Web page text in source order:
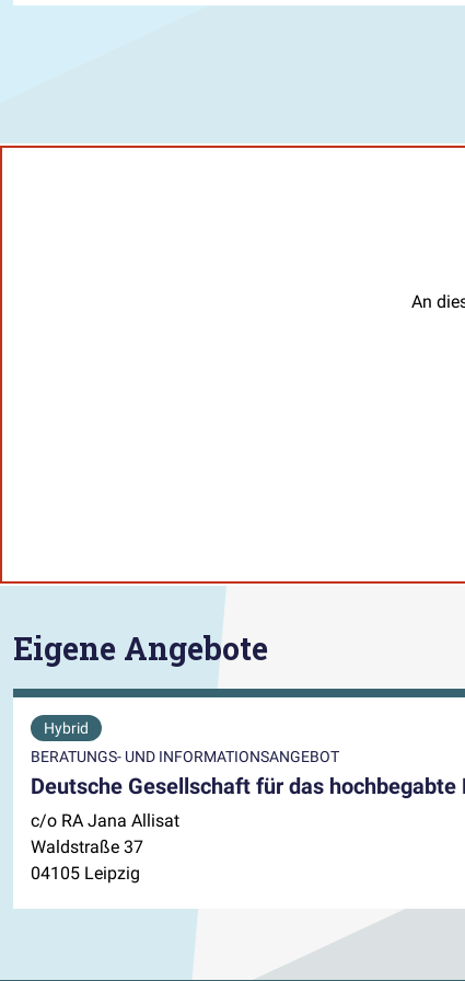
An
Eigene Angebote
Hybrid
BERATUNGS- UND INFORMATIONSANGEBOT
Deutsche Gesellschaft für das
c/o RA Jana Allisat
Waldstraße 37
04105 Leipzig